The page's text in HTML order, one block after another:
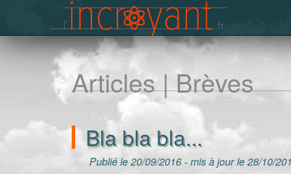
Articles | Brèves
Bla bla bla...
Publié le 20/09/2016 - mis à jour le 28/10/